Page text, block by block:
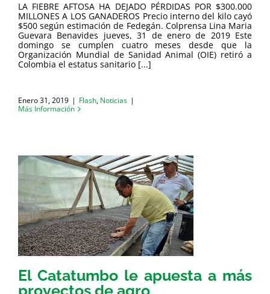
LA FIEBRE AFTOSA HA DEJADO PÉRDIDAS POR $300.000
MILLONES A LOS GANADEROS Precio interno del kilo cayó
$500 según estimación de Fedegán. Colprensa Lina Maria
Guevara Benavides jueves, 31 de enero de 2019 Este
domingo se cumplen cuatro meses desde que la
Organización Mundial de Sanidad Animal (OIE) retiró a
Colombia el estatus sanitario [...]
Enero 31, 2019 | Flash, Noticias |
Más Información
El Catatumbo le apuesta a más
proyectos de agro